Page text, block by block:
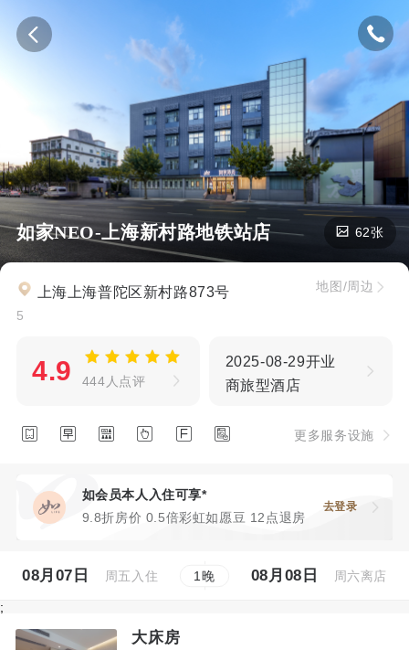
如家NEO-上海新村路地铁站店 62张
上海上海普陀区新村路873号
5
地图/周边
4.9 444人点评
2025-08-29开业
商旅型酒店
      更多服务设施
如会员本人入住可享*
9.8折房价 0.5倍彩虹如愿豆 12点退房
去登录
08月07日 周五入住 1晚 08月08日 周六离店
;
大床房